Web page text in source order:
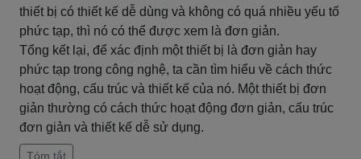
thiết bị có thiết kế dễ dùng và không có quá nhiều yếu tố
phức tạp, thì nó có thể được xem là đơn giản.
Tổng kết lại, để xác định một thiết bị là đơn giản hay
phức tạp trong công nghệ, ta cần tìm hiểu về cách thức
hoạt động, cấu trúc và thiết kế của nó. Một thiết bị đơn
giản thường có cách thức hoạt động đơn giản, cấu trúc
đơn giản và thiết kế dễ sử dụng.
Tóm tắt